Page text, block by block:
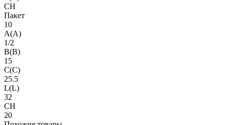
CH
Пакет
10
A(A)
1/2
B(B)
15
C(C)
25.5
L(L)
32
CH
20